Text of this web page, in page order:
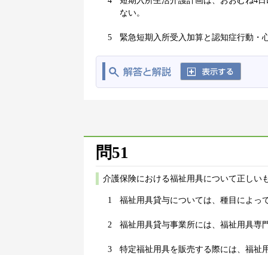
ない。
5 緊急短期入所受入加算と認知症行動・
問51
介護保険における福祉用具について正しい
1 福祉用具貸与については、種目によっ
2 福祉用具貸与事業所には、福祉用具専
3
特定福祉用具を販売する際には、福祉